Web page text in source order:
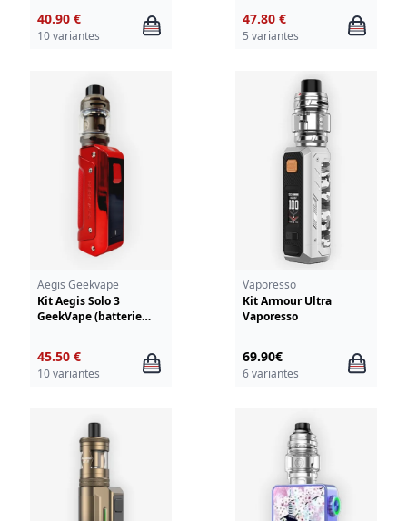
40.90 €
10 variantes
47.80 €
5 variantes
Aegis Geekvape
Kit Aegis Solo 3
GeekVape (batterie
45.50 €
10 variantes
Vaporesso
Kit Armour Ultra
Vaporesso
69.90€
6 variantes